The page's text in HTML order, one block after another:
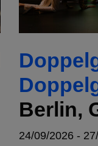
Berlin,
24/09/2026 -